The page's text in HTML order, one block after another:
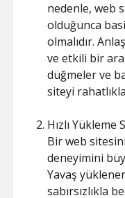
nedenle, web
olduğunca
olmalıdır.
ve etkili bir
düğmeler ve
siteyi
Hızlı Yükleme
Bir web
deneyimini
Yavaş
sabırsızlıkla